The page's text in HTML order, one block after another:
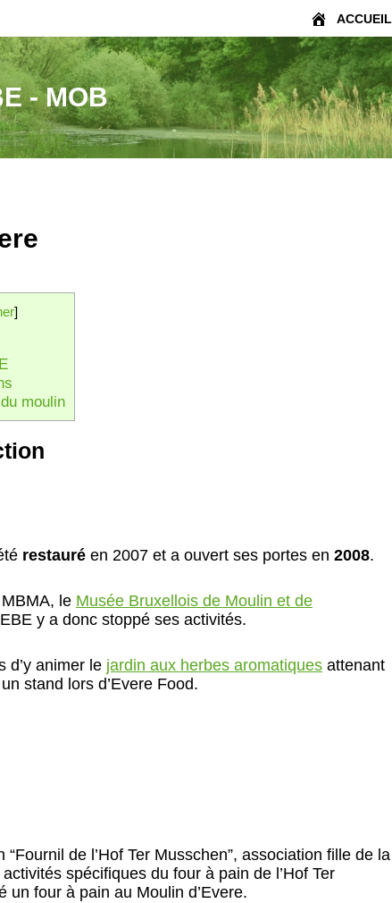
ACCUEIL
- MOB
]
moulin
restauré en 2007 et a ouvert ses portes en 2008.
le Musée Bruxellois de Moulin et de
y a donc stoppé ses activités.
d’y animer le jardin aux herbes aromatiques attenant
stand lors d’Evere Food.
“Fournil de l’Hof Ter Musschen”, association fille de la
spécifiques du four à pain de l’Hof Ter
un four à pain au Moulin d’Evere.